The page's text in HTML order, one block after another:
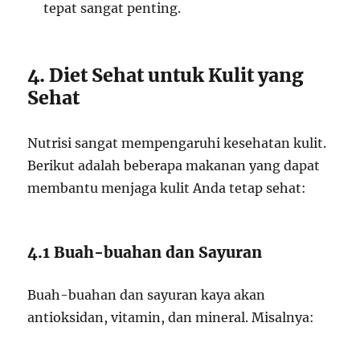
tepat sangat penting.
4. Diet Sehat untuk Kulit yang
Sehat
Nutrisi sangat mempengaruhi kesehatan kulit.
Berikut adalah beberapa makanan yang dapat
membantu menjaga kulit Anda tetap sehat:
4.1 Buah-buahan dan Sayuran
Buah-buahan dan sayuran kaya akan
antioksidan, vitamin, dan mineral. Misalnya: